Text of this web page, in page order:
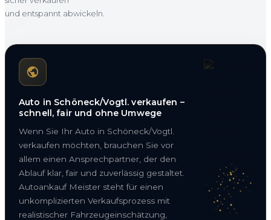
und entspannt abwickeln.
Auto in Schöneck/Vogtl. verkaufen –
schnell, fair und ohne Umwege
Wenn Sie Ihr Auto in Schöneck/Vogtl.
verkaufen möchten, brauchen Sie vor
allem einen Ansprechpartner, der den
Ablauf klar, fair und zuverlässig gestaltet.
Autoankauf Meister steht für einen
unkomplizierten Verkaufsprozess mit
realistischer Fahrzeugeinschätzung,